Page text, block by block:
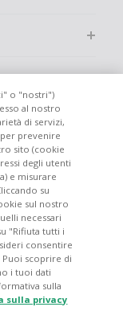
FR AU
o "nostri")
al nostro
di servizi,
prevenire
sito (cookie
degli utenti
e misurare
su
sul nostro
necessari
"Rifiuta tutti i
consentire
scoprire di
i tuoi dati
sulla
sulla privacy